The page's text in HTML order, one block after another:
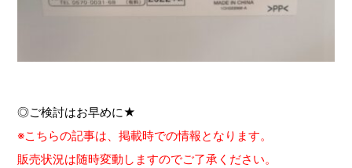
◎ご検討はお早めに★
※こちらの記事は、掲載時での情報となります。
販売状況は随時変動しますのでご了承ください。